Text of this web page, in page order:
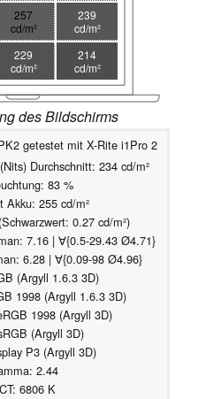
257
cd/m²
239
cd/m²
229
cd/m²
214
cd/m²
des Bildschirms
getestet mit X-Rite i1Pro 2
Durchschnitt: 234 cd/m²
83 %
Akku: 255 cd/m²
0.27 cd/m²)
7.16 | ∀{0.5-29.43 Ø4.71}
6.28 | ∀{0.09-98 Ø4.96}
(Argyll 1.6.3 3D)
1998 (Argyll 1.6.3 3D)
1998 (Argyll 3D)
(Argyll 3D)
P3 (Argyll 3D)
2.44
6806 K